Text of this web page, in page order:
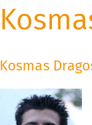
Kosmas